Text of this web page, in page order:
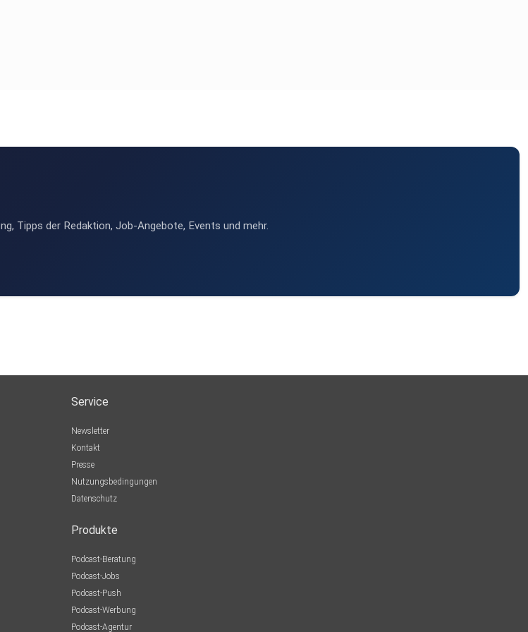
Tipps der Redaktion, Job-Angebote, Events und mehr.
Service
Newsletter
Kontakt
Presse
Nutzungsbedingungen
Datenschutz
Produkte
Podcast-Beratung
Podcast-Jobs
Podcast-Push
Podcast-Werbung
Podcast-Agentur